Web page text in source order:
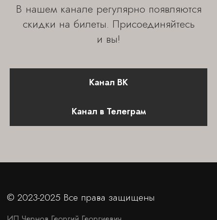
В нашем канале регулярно появляются
скидки на билеты. Присоединяйтесь
и вы!
Канал ВК
Канал в Телеграм